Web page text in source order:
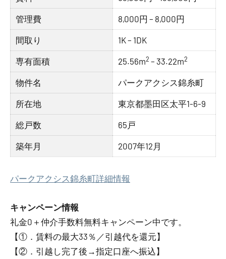
管理費 8,000円 – 8,000円
間取り 1K – 1DK
専有面積 25.56m2 – 33.22m2
物件名 パークアクシス錦糸町
所在地 東京都墨田区太平1-6-9
総戸数 65戸
築年月 2007年12月
パークアクシス錦糸町詳細情報
キャンペーン情報
礼金0 ＋ 仲介手数料無料キャンペーン中です。
【①．賃料の最大33％／引越代を還元】
【②．引越し完了後→指定口座へ振込】